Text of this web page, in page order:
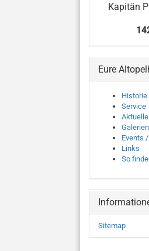
Kapitän
Eure
Historie
Service
Galerien
Events
Links
So
Sitemap